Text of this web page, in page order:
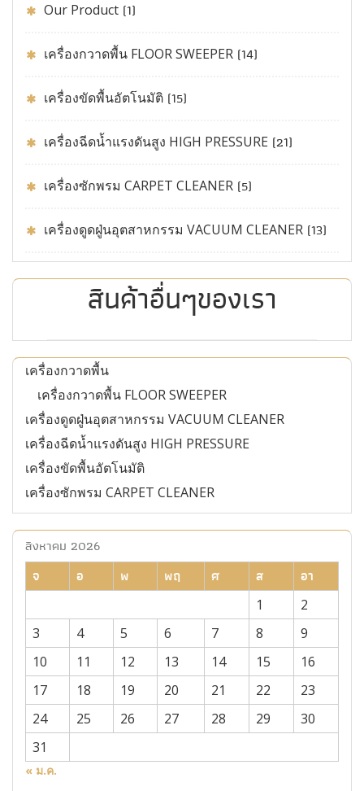
Our Product (1)
เครื่องกวาดพื้น FLOOR SWEEPER (14)
เครื่องขัดพื้นอัตโนมัติ (15)
เครื่องฉีดน้ำแรงดันสูง HIGH PRESSURE (21)
เครื่องซักพรม CARPET CLEANER (5)
เครื่องดูดฝู่นอุตสาหกรรม VACUUM CLEANER (13)
สินค้าอื่นๆของเรา
เครื่องกวาดพื้น
เครื่องกวาดพื้น FLOOR SWEEPER
เครื่องดูดฝู่นอุตสาหกรรม VACUUM CLEANER
เครื่องฉีดน้ำแรงดันสูง HIGH PRESSURE
เครื่องขัดพื้นอัตโนมัติ
เครื่องซักพรม CARPET CLEANER
สิงหาคม 2026
จ
อ พ พฤ ศ ส อา
1
2
3
4 5 6 7 8
9
10
11 12 13 14 15
16
17
18 19 20 21 22
23
24
25 26 27 28 29
30
31
« ม.ค.